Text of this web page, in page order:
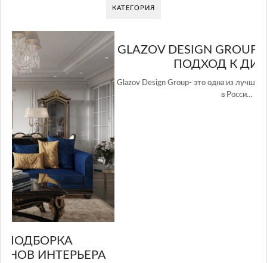
КАТЕГОРИЯ
GLAZOV DESIGN GROUP – УНИКАЛЬНЫЙ
ПОДХОД К ДИЗАЙНУ